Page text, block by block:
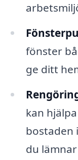
fönster
ge ditt
kan
bostaden
du